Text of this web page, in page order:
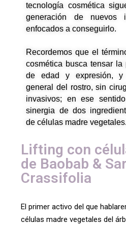
tecnología cosmética
generación de nuevos
enfocados a conseguirlo.
Recordemos que el
cosmética busca tensar
de edad y expresión, y
general del rostro, sin
invasivos; en ese
sinergia de dos
de células madre vegetales.
Lifting con
de Baobab &
Crassifolia
El primer activo del que
células madre vegetales del